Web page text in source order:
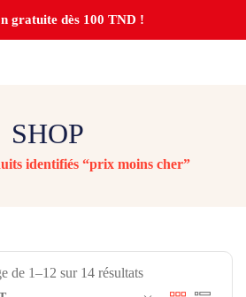
gratuite dès 100 TND !
SHOP
identifiés “prix moins cher”
de 1–12 sur 14 résultats